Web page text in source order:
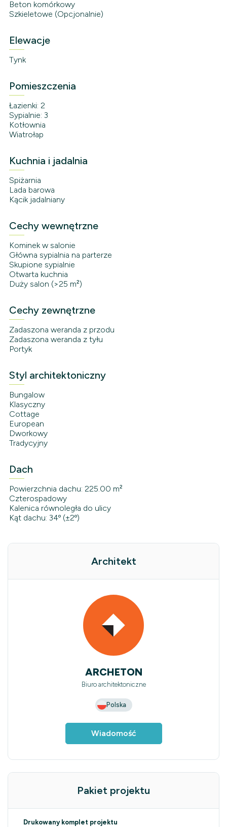
Beton komórkowy
Szkieletowe (Opcjonalnie)
Elewacje
Tynk
Pomieszczenia
Łazienki: 2
Sypialnie: 3
Kotłownia
Wiatrołap
Kuchnia i jadalnia
Spiżarnia
Lada barowa
Kącik jadalniany
Cechy wewnętrzne
Kominek w salonie
Główna sypialnia na parterze
Skupione sypialnie
Otwarta kuchnia
Duży salon (>25 m²)
Cechy zewnętrzne
Zadaszona weranda z przodu
Zadaszona weranda z tyłu
Portyk
Styl architektoniczny
Bungalow
Klasyczny
Cottage
European
Dworkowy
Tradycyjny
Dach
Powierzchnia dachu: 225.00 m²
Czterospadowy
Kalenica równoległa do ulicy
Kąt dachu: 34º (±2º)
Architekt
ARCHETON
Biuro architektoniczne
Polska
Wiadomość
Pakiet projektu
Drukowany komplet projektu